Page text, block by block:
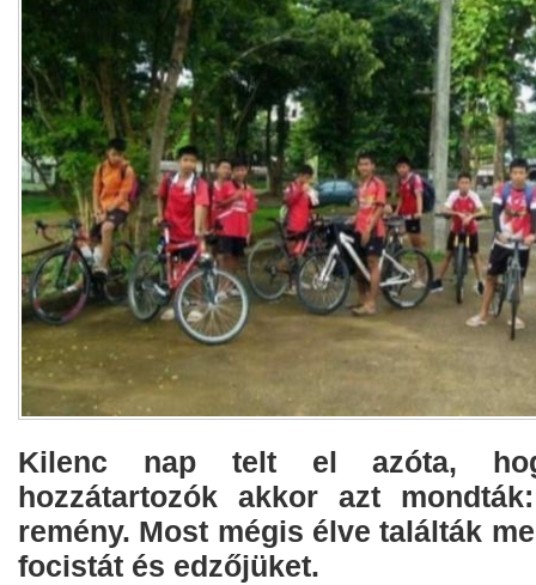
Kilenc nap telt el azóta,
hozzátartozók akkor azt
remény. Most mégis élve találták
focistát és edzőjüket.